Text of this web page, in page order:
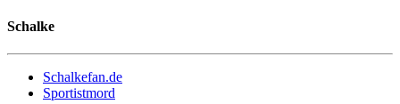
Schalke
Schalkefan.de
Sportistmord